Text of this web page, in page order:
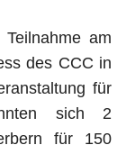
am
des CCC in
für
sich 2
für 150